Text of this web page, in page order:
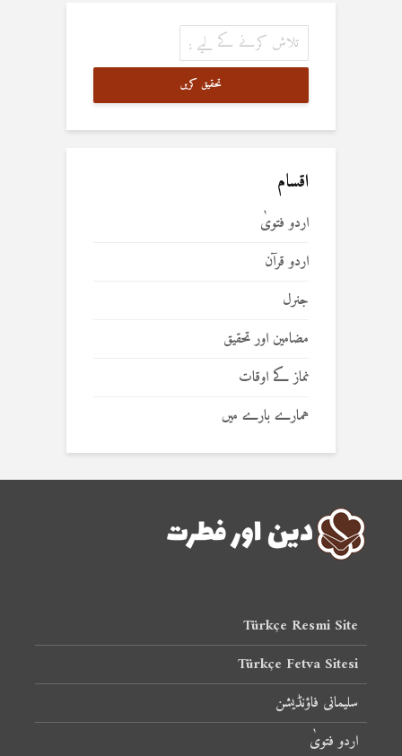
تحقیق کریں
اقسام
اردو فتویٰ
اردو قرآن
جنرل
مضامین اور تحقیق
نماز کے اوقات
ہمارے بارے میں
Türkçe Resmi Site
Türkçe Fetva Sitesi
سلیمانی فاؤنڈیشن
اردو فتویٰ